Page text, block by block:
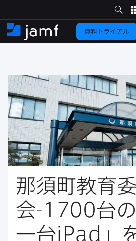
イ
ン
コ
ン
ツ
に
​
移
サ
イ
ト
検
索
ホ
ー
無料トライアル
那須町教育
会-1700台
一台iPad 」